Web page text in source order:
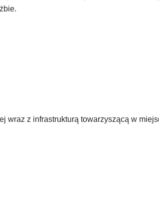
wraz z infrastrukturą towarzyszącą w